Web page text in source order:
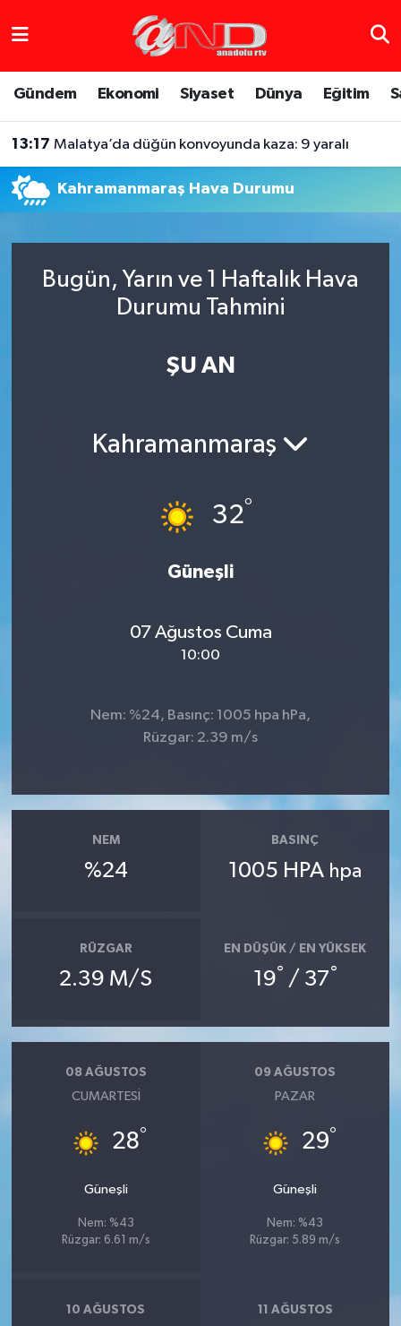
Gündem Ekonomi Siyaset Dünya Eğitim
13:17 Malatya’da düğün konvoyunda kaza: 9 yaralı
Kahramanmaraş Hava Durumu
Bugün, Yarın ve 1 Haftalık Hava
Durumu Tahmini
ŞU AN
Kahramanmaraş
32°
Güneşli
07 Ağustos Cuma
10:00
Nem: %24, Basınç: 1005 hpa hPa,
Rüzgar: 2.39 m/s
NEM
%24
BASINÇ
1005 HPA hpa
RÜZGAR
2.39 M/S
EN DÜŞÜK / EN YÜKSEK
19° / 37°
08 AĞUSTOS
CUMARTESI
28°
Güneşli
Nem: %43
Rüzgar: 6.61 m/s
09 AĞUSTOS
PAZAR
29°
Güneşli
Nem: %43
Rüzgar: 5.89 m/s
10 AĞUSTOS 11 AĞUSTOS
Gündem
Haber Arşivi